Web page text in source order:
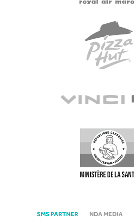
SMS PARTNER NDA MEDIA